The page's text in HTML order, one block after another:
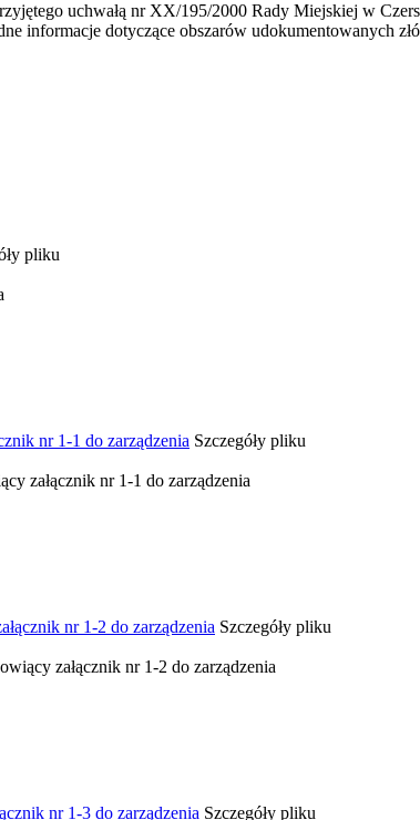
uchwałą nr XX/195/2000 Rady Miejskiej w
informacje dotyczące obszarów udokumentowanych
pliku
nr 1-1 do zarządzenia Szczegóły pliku
załącznik nr 1-1 do zarządzenia
nr 1-2 do zarządzenia Szczegóły pliku
załącznik nr 1-2 do zarządzenia
nr 1-3 do zarządzenia Szczegóły pliku